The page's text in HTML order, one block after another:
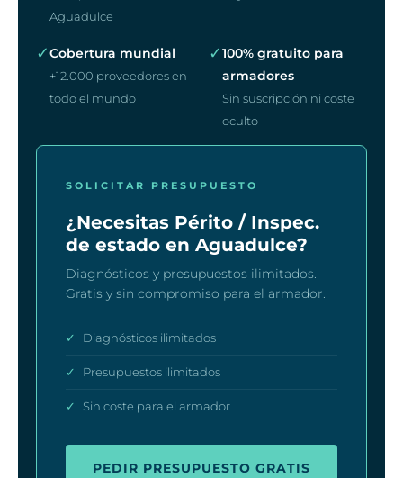
Aguadulce
✓Cobertura mundial
+12.000 proveedores en
todo el mundo
✓100% gratuito para
armadores
Sin suscripción ni coste
oculto
SOLICITAR PRESUPUESTO
¿Necesitas Périto / Inspec.
de estado en Aguadulce?
Diagnósticos y presupuestos ilimitados.
Gratis y sin compromiso para el armador.
✓ Diagnósticos ilimitados
✓ Presupuestos ilimitados
✓ Sin coste para el armador
PEDIR PRESUPUESTO GRATIS